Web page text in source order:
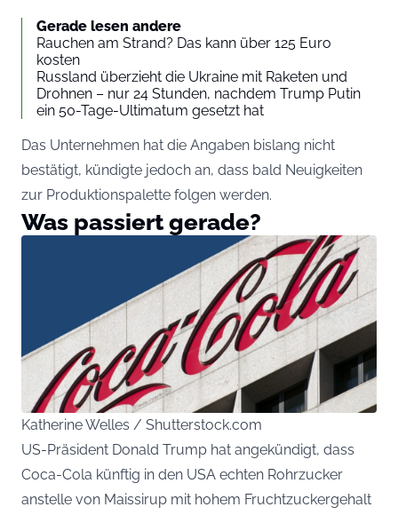
Gerade lesen andere
Rauchen am Strand? Das kann über 125 Euro
kosten
Russland überzieht die Ukraine mit Raketen und
Drohnen – nur 24 Stunden, nachdem Trump Putin
ein 50-Tage-Ultimatum gesetzt hat
Das Unternehmen hat die Angaben bislang nicht
bestätigt, kündigte jedoch an, dass bald Neuigkeiten
zur Produktionspalette folgen werden.
Was passiert gerade?
Katherine Welles / Shutterstock.com
US-Präsident Donald Trump hat angekündigt, dass
Coca-Cola künftig in den USA echten Rohrzucker
anstelle von Maissirup mit hohem Fruchtzuckergehalt